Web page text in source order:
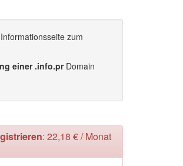
zum
einer .info.prDomain
: 22,18 € / Monat